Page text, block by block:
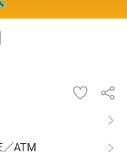
／ATM